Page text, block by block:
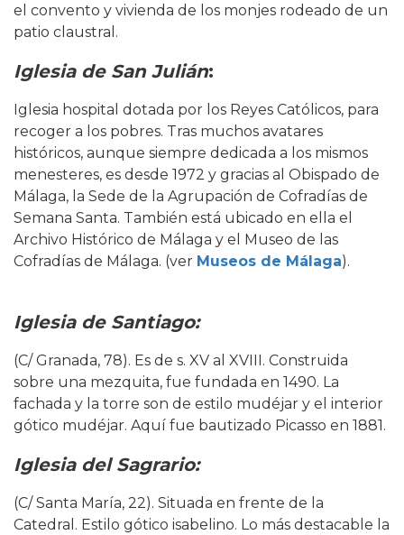
el convento y vivienda de los monjes rodeado de un
patio claustral.
Iglesia de San Julián:
Iglesia hospital dotada por los Reyes Católicos, para
recoger a los pobres. Tras muchos avatares
históricos, aunque siempre dedicada a los mismos
menesteres, es desde 1972 y gracias al Obispado de
Málaga, la Sede de la Agrupación de Cofradías de
Semana Santa. También está ubicado en ella el
Archivo Histórico de Málaga y el Museo de las
Cofradías de Málaga. (ver Museos de Málaga).
Iglesia de Santiago:
(C/ Granada, 78). Es de s. XV al XVIII. Construida
sobre una mezquita, fue fundada en 1490. La
fachada y la torre son de estilo mudéjar y el interior
gótico mudéjar. Aquí fue bautizado Picasso en 1881.
Iglesia del Sagrario:
(C/ Santa María, 22). Situada en frente de la
Catedral. Estilo gótico isabelino. Lo más destacable la